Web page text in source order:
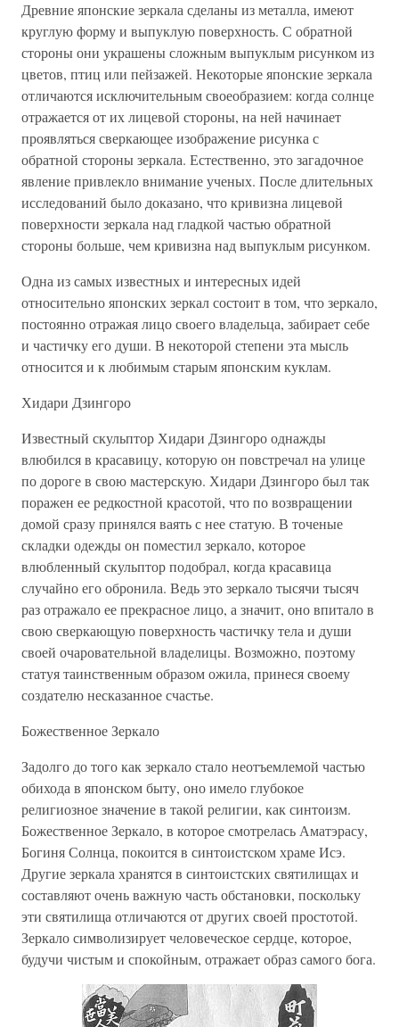
Древние японские зеркала сделаны из металла, имеют
круглую форму и выпуклую поверхность. С обратной
стороны они украшены сложным выпуклым рисунком из
цветов, птиц или пейзажей. Некоторые японские зеркала
отличаются исключительным своеобразием: когда солнце
отражается от их лицевой стороны, на ней начинает
проявляться сверкающее изображение рисунка с
обратной стороны зеркала. Естественно, это загадочное
явление привлекло внимание ученых. После длительных
исследований было доказано, что кривизна лицевой
поверхности зеркала над гладкой частью обратной
стороны больше, чем кривизна над выпуклым рисунком.
Одна из самых известных и интересных идей
относительно японских зеркал состоит в том, что зеркало,
постоянно отражая лицо своего владельца, забирает себе
и частичку его души. В некоторой степени эта мысль
относится и к любимым старым японским куклам.
Хидари Дзингоро
Известный скульптор Хидари Дзингоро однажды
влюбился в красавицу, которую он повстречал на улице
по дороге в свою мастерскую. Хидари Дзингоро был так
поражен ее редкостной красотой, что по возвращении
домой сразу принялся ваять с нее статую. В точеные
складки одежды он поместил зеркало, которое
влюбленный скульптор подобрал, когда красавица
случайно его обронила. Ведь это зеркало тысячи тысяч
раз отражало ее прекрасное лицо, а значит, оно впитало в
свою сверкающую поверхность частичку тела и души
своей очаровательной владелицы. Возможно, поэтому
статуя таинственным образом ожила, принеся своему
создателю несказанное счастье.
Божественное Зеркало
Задолго до того как зеркало стало неотъемлемой частью
обихода в японском быту, оно имело глубокое
религиозное значение в такой религии, как синтоизм.
Божественное Зеркало, в которое смотрелась Аматэрасу,
Богиня Солнца, покоится в синтоистском храме Исэ.
Другие зеркала хранятся в синтоистских святилищах и
составляют очень важную часть обстановки, поскольку
эти святилища отличаются от других своей простотой.
Зеркало символизирует человеческое сердце, которое,
будучи чистым и спокойным, отражает образ самого бога.